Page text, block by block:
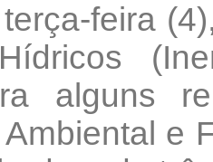
feira
alguns
e